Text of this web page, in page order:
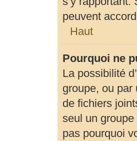
peuvent
Haut
Pourquoi ne
La possibilité
groupe, ou par
de fichiers
seul un
pas pourquoi